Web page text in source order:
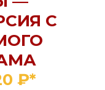
С
₽*